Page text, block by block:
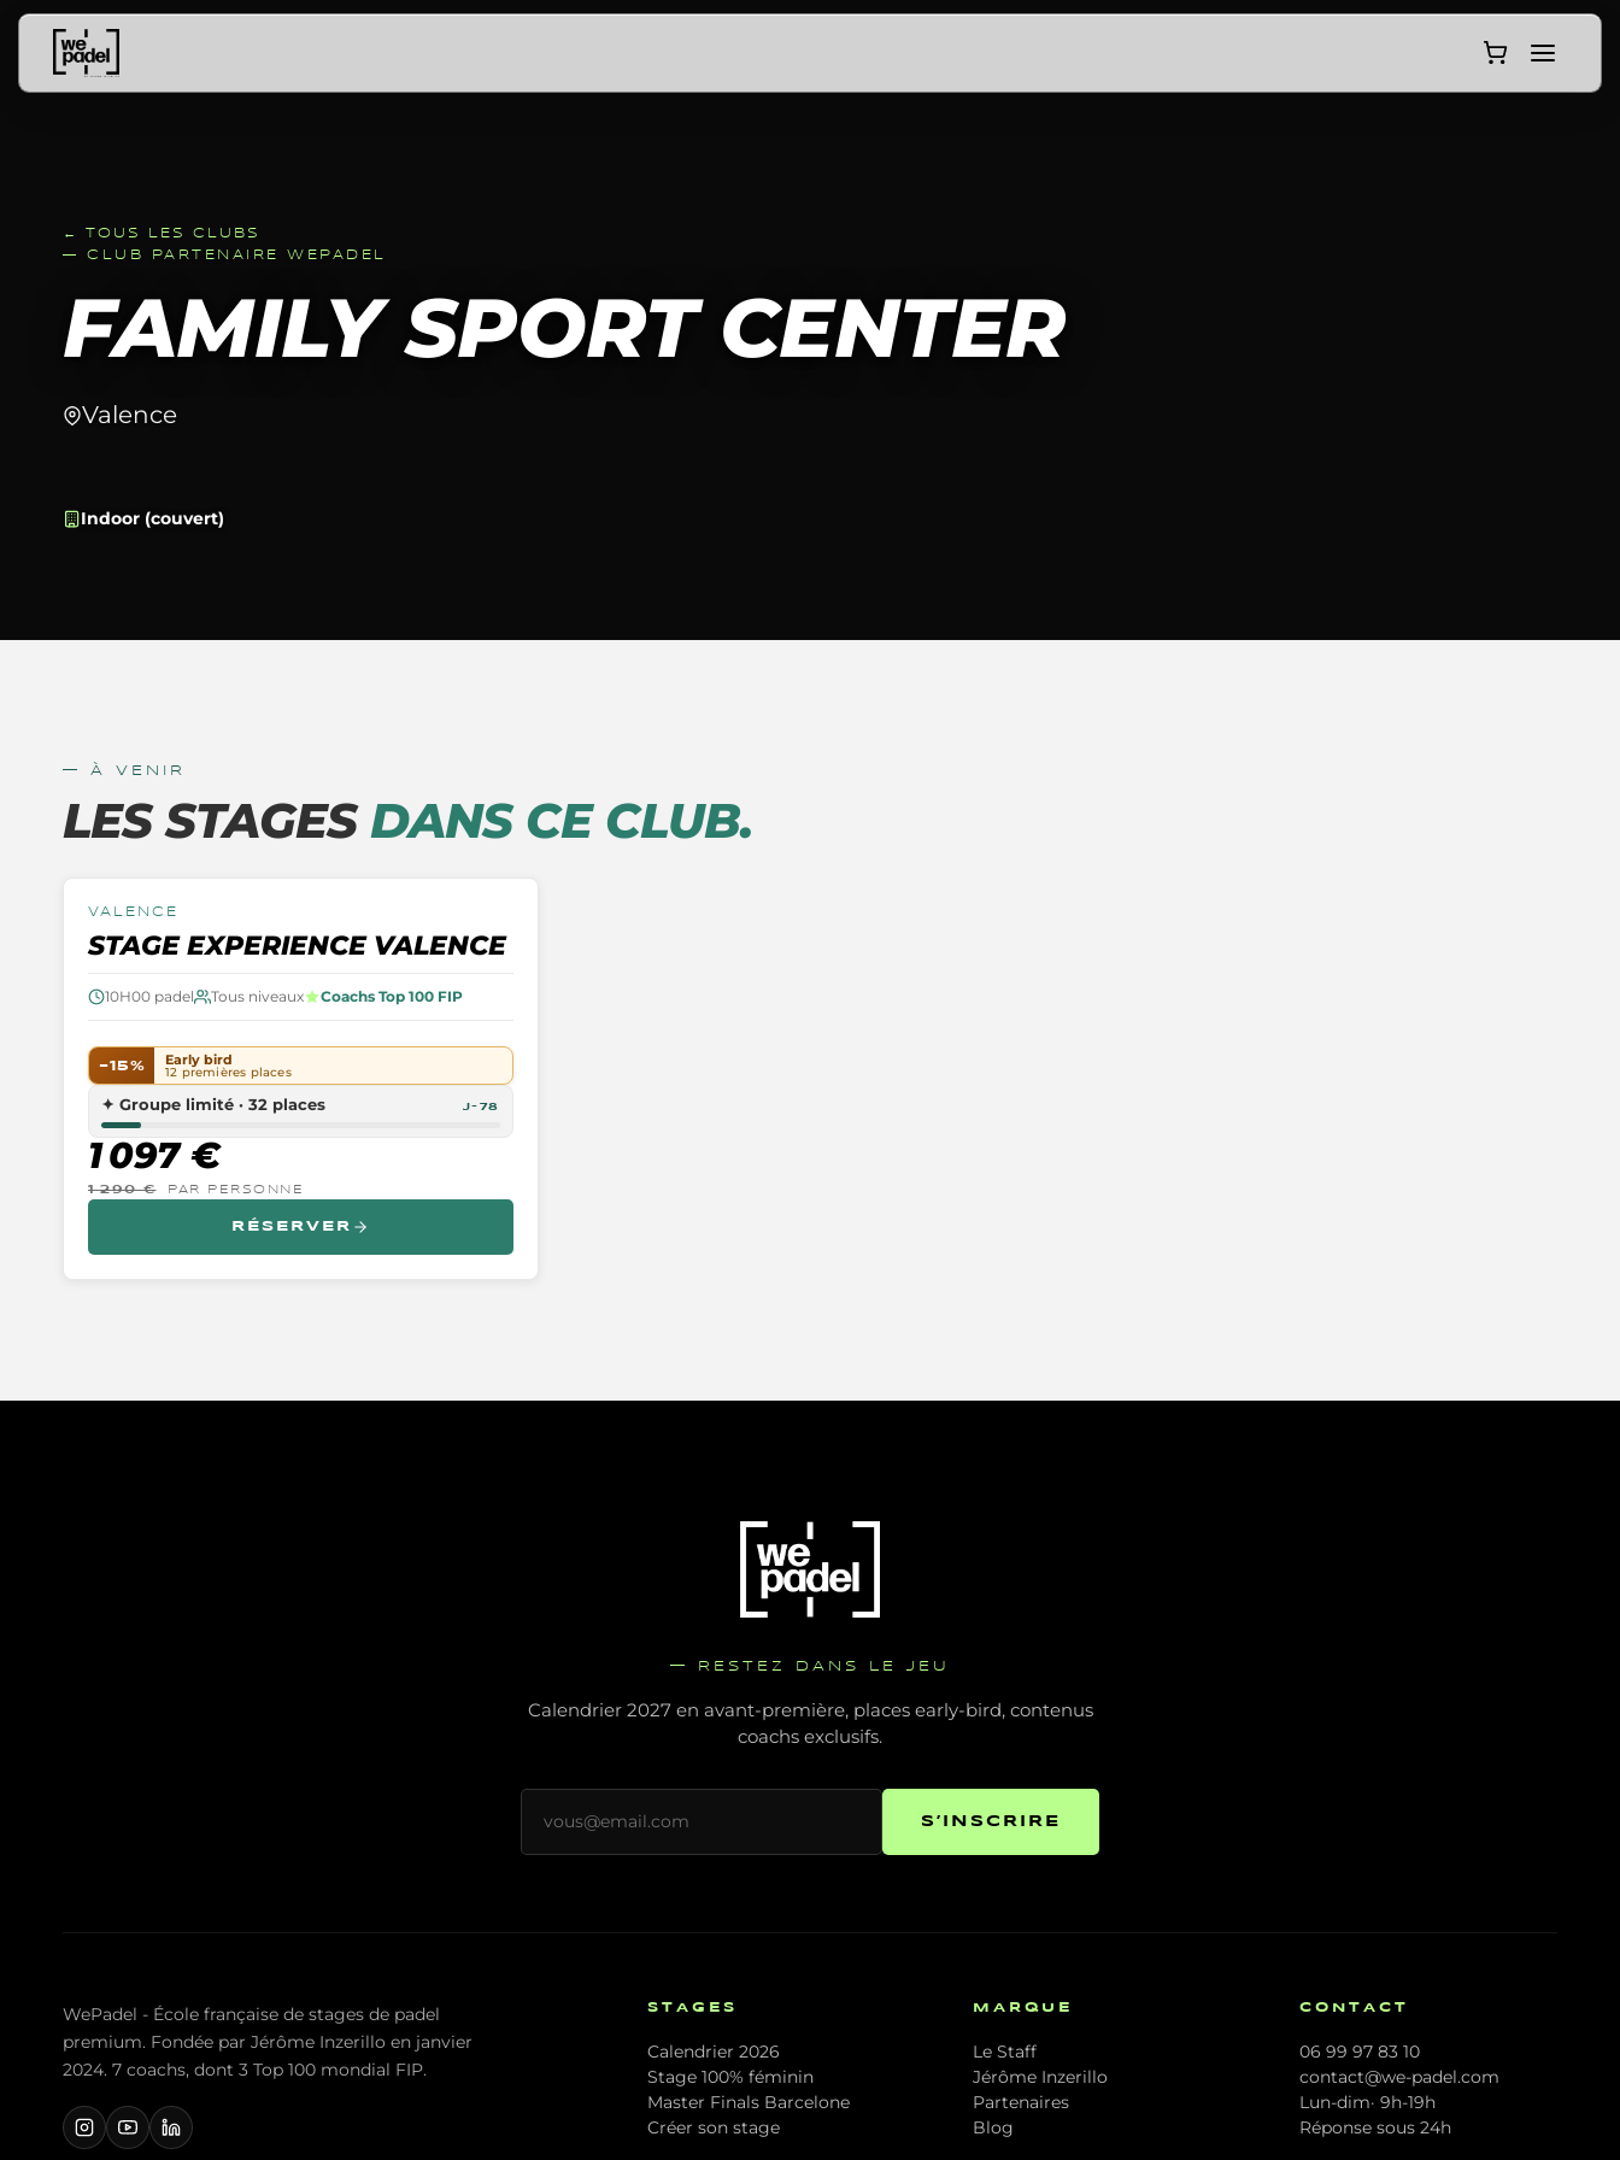
← TOUS LES CLUBS
— CLUB PARTENAIRE WEPADEL
FAMILY SPORT CENTER
Valence
Indoor (couvert)
— À VENIR
LES STAGESDANS CE CLUB.
SÉJOUR EXPERIENCE
22 → 25 OCTOBRE 2026
VALENCE
STAGE EXPERIENCE VALENCE
10H00 padel Tous niveaux Coachs Top 100 FIP
−15% Early bird
12 premières places
✦ Groupe limité · 32 places J-78
1 097 €
1 290 € PAR PERSONNE
RÉSERVER
— RESTEZ DANS LE JEU
Calendrier 2027 en avant-première, places early-bird, contenus
coachs exclusifs.
S’INSCRIRE
WePadel - École française de stages de padel
premium. Fondée par Jérôme Inzerillo en janvier
2024. 7 coachs, dont 3 Top 100 mondial FIP.
STAGES
Calendrier 2026
Stage 100% féminin
Master Finals Barcelone
Créer son stage
MARQUE
Le Staff
Jérôme Inzerillo
Partenaires
Blog
CONTACT
06 99 97 83 10
contact@we-padel.com
Lun-dim· 9h-19h
Réponse sous 24h